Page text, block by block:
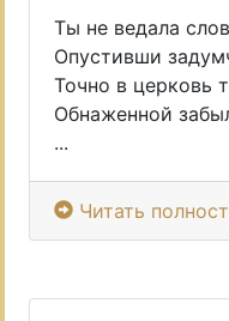
Ты не ведала
Опустивши
Точно в церковь
Обнаженной
...
Читать